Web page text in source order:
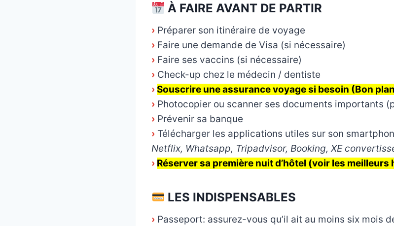
À FAIRE AVANT DE PARTIR
› Préparer son itinéraire de voyage
› Faire une demande de Visa (si nécessaire)
› Faire ses vaccins (si nécessaire)
› Check-up chez le médecin / dentiste
› Souscrire une assurance voyage si besoin (Bon
› Photocopier ou scanner ses documents importants
› Prévenir sa banque
› Télécharger les applications utiles sur son
Netflix, Whatsapp, Tripadvisor, Booking, XE
› Réserver sa première nuit d’hôtel (voir les meilleurs
LES INDISPENSABLES
› Passeport: assurez-vous qu’il ait au moins six mois